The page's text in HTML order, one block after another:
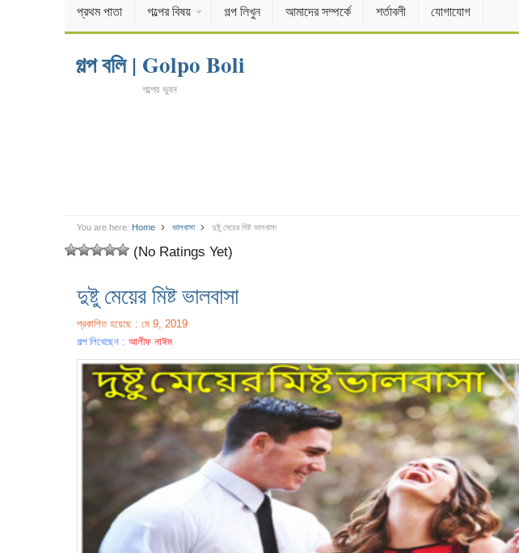
প্রথম পাতা গল্পের বিষয় গল্প লিখুন আমাদের সম্পর্কে শর্তাবলী যোগাযোগ
গল্প বলি | Golpo Boli
গল্পের ভুবন
You are here: Home ভালবাসা দুষ্টু মেয়ের মিষ্ট ভালবাসা
(No Ratings Yet)
দুষ্টু মেয়ের মিষ্ট ভালবাসা
প্রকাশিত হয়েছে : মে 9, 2019
গল্প লিখেছেন : আলীফ নাঈম